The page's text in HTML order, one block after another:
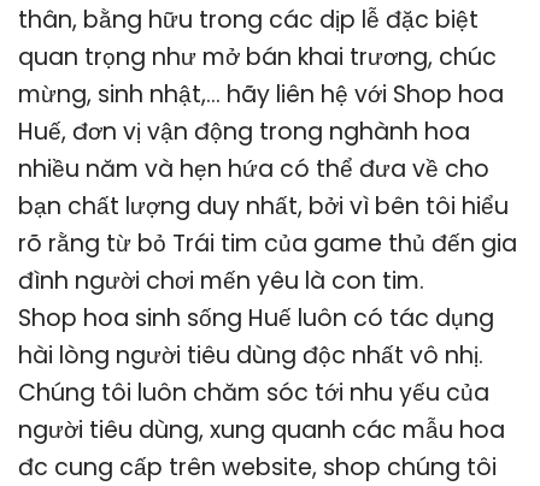
thân, bằng hữu trong các dịp lễ đặc biệt
quan trọng như mở bán khai trương, chúc
mừng, sinh nhật,… hãy liên hệ với Shop hoa
Huế, đơn vị vận động trong nghành hoa
nhiều năm và hẹn hứa có thể đưa về cho
bạn chất lượng duy nhất, bởi vì bên tôi hiểu
rõ rằng từ bỏ Trái tim của game thủ đến gia
đình người chơi mến yêu là con tim.
Shop hoa sinh sống Huế luôn có tác dụng
hài lòng người tiêu dùng độc nhất vô nhị.
Chúng tôi luôn chăm sóc tới nhu yếu của
người tiêu dùng, xung quanh các mẫu hoa
đc cung cấp trên website, shop chúng tôi